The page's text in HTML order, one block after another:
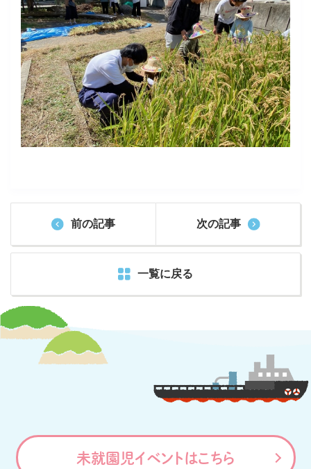
前の記事
一覧に戻る
次の記事
未就園児イベントはこちら